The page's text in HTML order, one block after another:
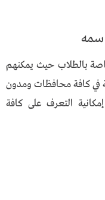
سمه
بالطلاب حيث يمكنهم
في كافة محافظات ومدون
إمكانية التعرف على كافة